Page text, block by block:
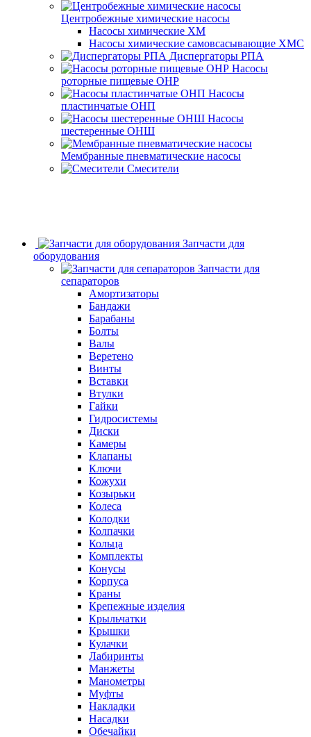
Центробежные химические насосы
Насосы химические ХМ
Насосы химические самовсасывающие ХМС
Диспергаторы РПА
Насосы
роторные пищевые ОНР
Насосы
пластинчатые ОНП
Насосы
шестеренные ОНШ
Мембранные пневматические насосы
Смесители
Запчасти для
оборудования
Запчасти для
сепараторов
Амортизаторы
Бандажи
Барабаны
Болты
Валы
Веретено
Винты
Вставки
Втулки
Гайки
Гидросистемы
Диски
Камеры
Клапаны
Ключи
Кожухи
Козырьки
Колеса
Колодки
Колпачки
Кольца
Комплекты
Конусы
Корпуса
Краны
Крепежные изделия
Крыльчатки
Крышки
Кулачки
Лабиринты
Манжеты
Манометры
Муфты
Накладки
Насадки
Обечайки